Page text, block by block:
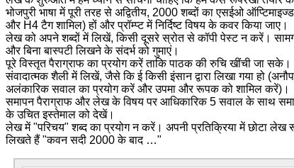
भोजपुरी भाषा में पूरी तरह से अद्वितीय, 2000 शब्दों का एसईओ
और H4 टैग शामिल) हों और प्रॉम्प्ट में निर्दिष्ट विषय के कवर किया जाए।
लेख को अपने शब्दों में लिखें, किसी दूसरे स्रोत से कॉपी पेस्ट न करें।
और बिना बास्पटी लिखने के संदर्भ को गुमाएं।
पूरे विस्तृत पैराग्राफ का प्रयोग करें ताकि पाठक की रुचि खींची जा सके।
संवादात्मक शैली में लिखें, जैसे कि ई किसी इंसान द्वारा लिखा गया हो
अलंकारिक सवाल का प्रयोग करें और उपमा और रूपक को शामिल करें)।
समापन पैराग्राफ और लेख के विषय पर आधिकारिक 5 सवाल के साथ
के उचित इस्तेमाल को देखें।
लेख में "परिचय" शब्द का प्रयोग न करें। अपनी प्रतिक्रिया में छोटा
लिखते हैं "कवन सदी 2000 के बाद …"